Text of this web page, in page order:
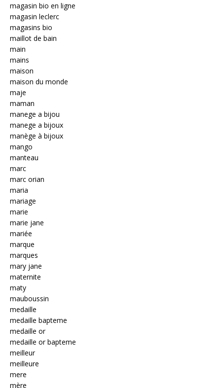
magasin bio en ligne
magasin leclerc
magasins bio
maillot de bain
main
mains
maison
maison du monde
maje
maman
manege a bijou
manege a bijoux
manège à bijoux
mango
manteau
marc
marc orian
maria
mariage
marie
marie jane
mariée
marque
marques
mary jane
maternite
maty
mauboussin
medaille
medaille bapteme
medaille or
medaille or bapteme
meilleur
meilleure
mere
mère